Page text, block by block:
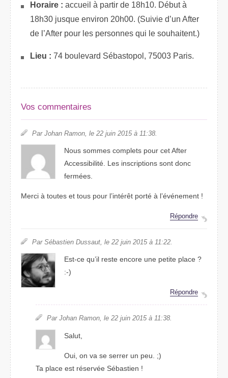
Horaire : accueil à partir de 18h10. Début à
18h30 jusque environ 20h00. (Suivie d’un After
de l’After pour les personnes qui le souhaitent.)
Lieu : 74 boulevard Sébastopol, 75003 Paris.
Vos commentaires
Par Johan Ramon, le 22 juin 2015 à 11:38.
Nous sommes complets pour cet After
Accessibilité. Les inscriptions sont donc
fermées.
Merci à toutes et tous pour l’intérêt porté à l’événement !
Répondre
Par Sébastien Dussaut, le 22 juin 2015 à 11:22.
Est-ce qu’il reste encore une petite place ?
:-)
Répondre
Par Johan Ramon, le 22 juin 2015 à 11:38.
Salut,
Oui, on va se serrer un peu. ;)
Ta place est réservée Sébastien !